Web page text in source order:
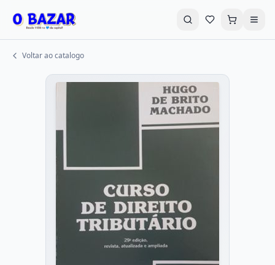
Destaques
CD's e DVD's
Autoajuda
Literatura Infantil
Voltar ao catalogo